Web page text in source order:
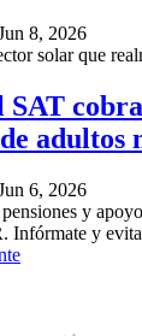
8, 2026
solar que
SAT
adultos
6, 2026
y
Infórmate y